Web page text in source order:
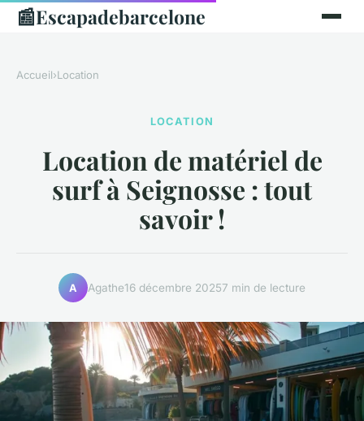
📰Escapadebarcelone
Accueil›Location
LOCATION
Location de matériel de
surf à Seignosse : tout
savoir !
A Agathe16 décembre 20257 min de lecture